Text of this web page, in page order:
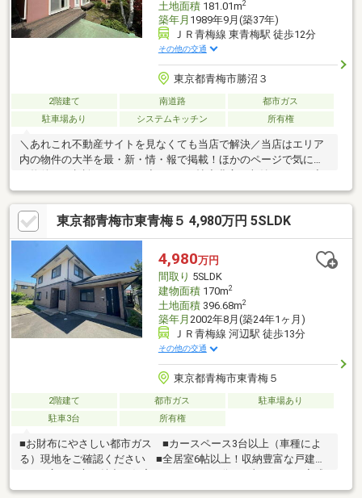
土地面積181.01m2
築年月 1989年9月(築37年)
ＪＲ青梅線 東青梅駅 徒歩12分
その他の交通
東京都青梅市勝沼３
2階建て 南道路
都市ガス
駐車場あり
システムキッチン 所有権
＼あれこれ不動産サイトを見なくても当店で解決／当店はエリア
内の物件の大半を最・新・情・報で掲載！ほかのページで気にな
小屋裏収納◆全居室6帖以上◆吹抜◆陽当たり良好◆通風良好◆
眺望良好
東京都青梅市東青梅５ 4,980万円 5SLDK
4,980万円
間取り 5SLDK
建物面積170m2
土地面積396.68m2
築年月 2002年8月(築24年1ヶ月)
ＪＲ青梅線 河辺駅 徒歩13分
その他の交通
東京都青梅市東青梅５
2階建て 都市ガス
駐車場あり
駐車3台
所有権
■お財布にやさしい都市ガス ■カースペース3台以上（車種によ
る）現地をご確認ください ■全居室6帖以上！収納豊富な戸建
予想図(イメージ)です。実際の建物・周辺環境とは異なる場合が